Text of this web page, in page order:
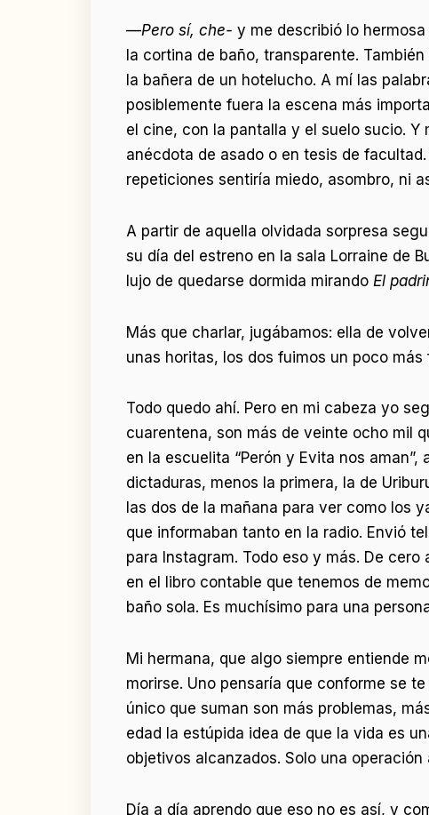
—Pero sí, che- y me describió lo
la cortina de baño, transparente.
la bañera de un hotelucho. A mí las
posiblemente fuera la escena más
el cine, con la pantalla y el suelo sucio.
anécdota de asado o en tesis de
repeticiones sentiría miedo, asombro, ni
A partir de aquella olvidada sorpresa
su día del estreno en la sala Lorraine de
lujo de quedarse dormida mirando El
Más que charlar, jugábamos: ella de
unas horitas, los dos fuimos un poco
Todo quedo ahí. Pero en mi cabeza yo
cuarentena, son más de veinte ocho mil
en la escuelita “Perón y Evita nos
dictaduras, menos la primera, la de
las dos de la mañana para ver como los
que informaban tanto en la radio. Envió
para Instagram. Todo eso y más. De
en el libro contable que tenemos de
baño sola. Es muchísimo para una
Mi hermana, que algo siempre entiende
morirse. Uno pensaría que conforme se
único que suman son más problemas,
edad la estúpida idea de que la vida es
objetivos alcanzados. Solo una
Día a día aprendo que eso no es así, y